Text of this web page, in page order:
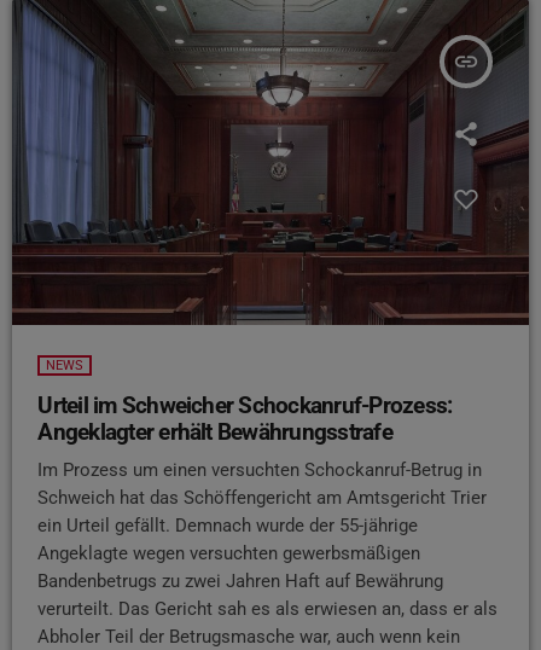
insert_link
NEWS
Urteil im Schweicher Schockanruf-Prozess:
Angeklagter erhält Bewährungsstrafe
Im Prozess um einen versuchten Schockanruf-Betrug in
Schweich hat das Schöffengericht am Amtsgericht Trier
ein Urteil gefällt. Demnach wurde der 55-jährige
Angeklagte wegen versuchten gewerbsmäßigen
Bandenbetrugs zu zwei Jahren Haft auf Bewährung
verurteilt. Das Gericht sah es als erwiesen an, dass er als
Abholer Teil der Betrugsmasche war, auch wenn kein